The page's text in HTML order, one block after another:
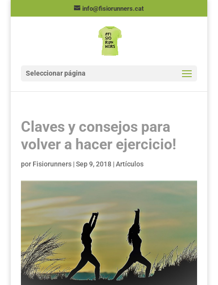
info@fisiorunners.cat
Seleccionar página
Claves y consejos para
volver a hacer ejercicio!
por Fisiorunners|Sep 9, 2018|Artículos